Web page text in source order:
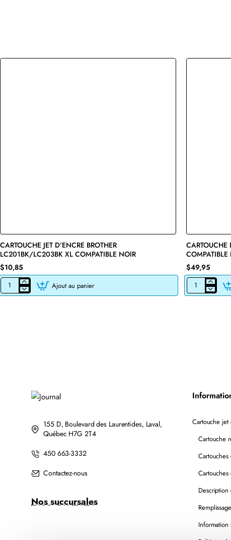
CARTOUCHE JET D'ENCRE BROTHER
LC201BK/LC203BK XL COMPATIBLE NOIR
$10,85
CARTOUCHE
JET
Ajout au panier
CARTOUCHE
$49,95
CARTOUCHE
DE
155 D, Boulevard des Laurentides, Laval,
Québec H7G 2T4
450 663-3332
Contactez-nous
Nos succursales
Cartouche
Cartouche
Cartouches
Cartouches
Description
Information